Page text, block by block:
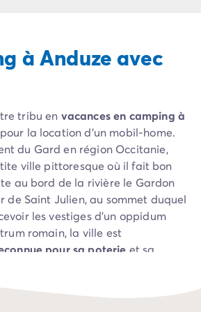
de Loire
Loire
Ardenne
Sud
à Anduze avec
tribu en vacances en camping à
la location d’un mobil-home.
du Gard en région Occitanie,
ville pittoresque où il fait bon
au bord de la rivière le Gardon
de Saint Julien, au sommet duquel
les vestiges d’un oppidum
romain, la ville est
pour sa poterie et sa
les alentours. La ville est